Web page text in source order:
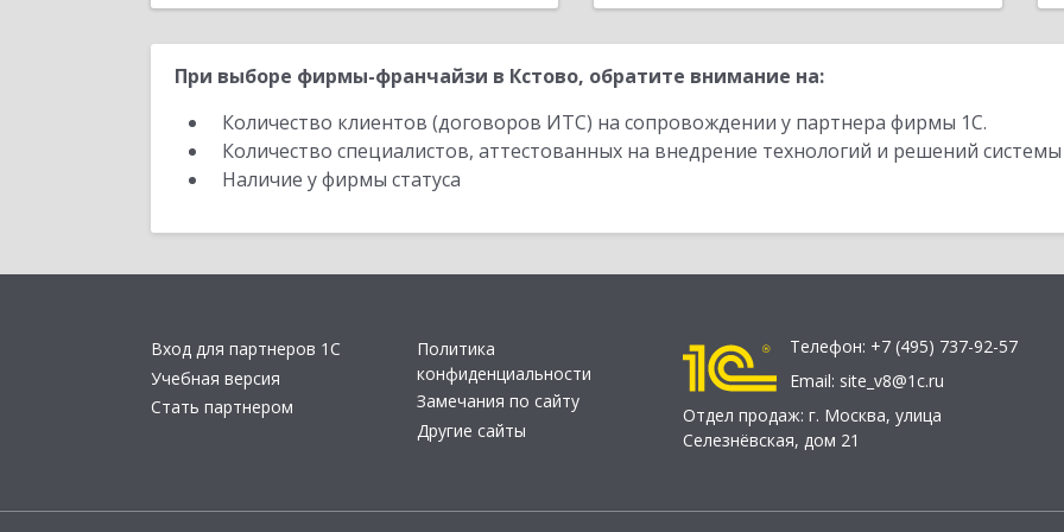
При выборе фирмы-франчайзи в Кстово, обратите внимание на:
Количество клиентов (договоров ИТС) на сопровождении у партнера фирмы 1С.
Количество специалистов, аттестованных на внедрение технологий и решений
Наличие у фирмы статуса
Вход для партнеров 1С
Учебная версия
Стать партнером
Политика
конфиденциальности
Замечания по сайту
Другие сайты
Телефон: +7 (495) 737-92-57
Email: site_v8@1c.ru
Отдел продаж: г. Москва, улица
Селезнёвская, дом 21